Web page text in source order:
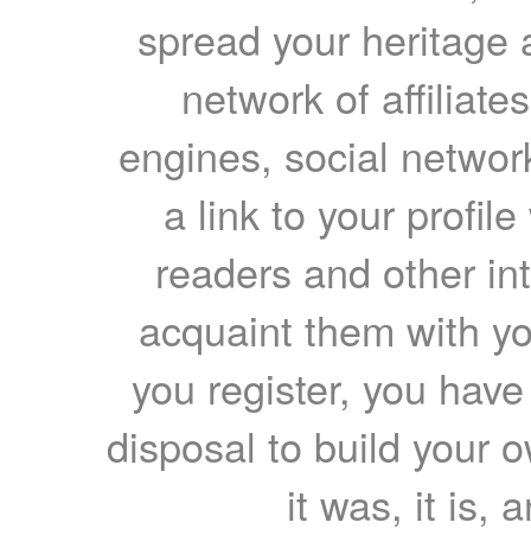
spread your heritage
network of
engines, social
a link to your
readers and other
acquaint them with
you register, you
disposal to build your
it was, it is,